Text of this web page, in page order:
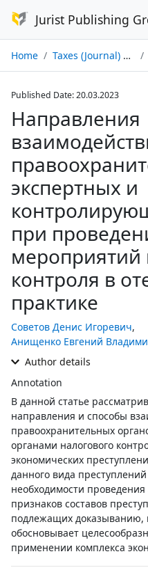
Jurist Publishing
Home Taxes (Journal) № 01/2023
Published Date: 20.03.2023
Направления
экспертных и
при
мероприятий
контроля в
практике
Советов Денис Игоревич,
Анищенко Евгений
Author details
Annotation
В данной статье
направления и способы
правоохранительных
органами налогового
экономических
данного вида преступлений
необходимости
признаков составов
подлежащих доказыванию,
обосновывает
применении комплекса